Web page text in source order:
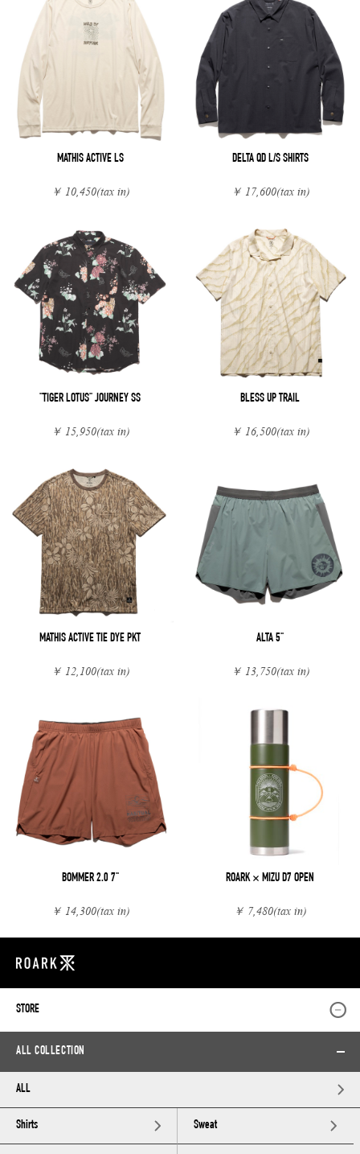
MATHIS ACTIVE LS
￥ 10,450(tax in)
DELTA QD L/S SHIRTS
￥ 17,600(tax in)
"TIGER LOTUS" JOURNEY SS
￥ 15,950(tax in)
BLESS UP TRAIL
￥ 16,500(tax in)
MATHIS ACTIVE TIE DYE PKT
￥ 12,100(tax in)
ALTA 5"
￥ 13,750(tax in)
BOMMER 2.0 7"
￥ 14,300(tax in)
ROARK × MIZU D7 OPEN
￥ 7,480(tax in)
STORE
ALL COLLECTION
ALL
Shirts Sweat